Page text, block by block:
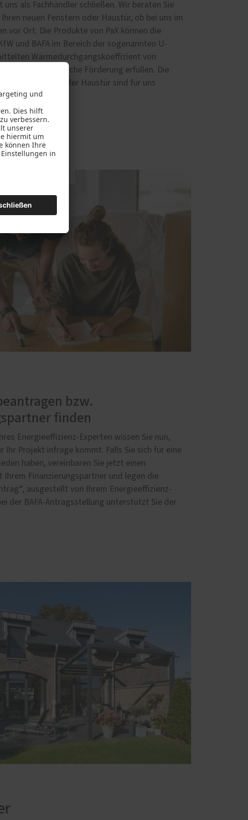
als Fachhändler schließen. Wir beraten Sie
neuen Fenstern oder Haustür, ob bei uns im
vor Ort. Die Produkte von PaX können die
und BAFA im Bereich der sogenannten U-
Wärmedurchgangskoeffizient von
für eine mögliche Förderung erfüllen. Die
Ihrer Fenster oder Haustür sind für uns
bzw.
finden
Energieeffizienz-Experten wissen Sie nun,
Ihr Projekt infrage kommt. Falls Sie sich für eine
haben, vereinbaren Sie jetzt einen
Ihrem Finanzierungspartner und legen die
ausgestellt von Ihrem Energieeffizienz-
der BAFA-Antragsstellung unterstützt Sie der